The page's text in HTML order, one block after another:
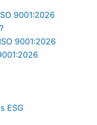
9001:2026
9001:2026
ESG